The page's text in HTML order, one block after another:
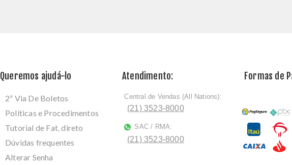
Queremos ajudá-lo
2ª Via De Boletos
Políticas e Procedimentos
Tutorial de Fat. direto
Dúvidas frequentes
Alterar Senha
Atendimento:
ﾠCentral de Vendas (All Nations):
(21) 3523-8000
SAC / RMA:
(21) 3523-8000
Formas de